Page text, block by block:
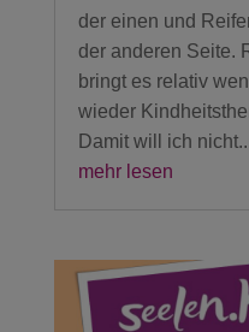
der einen und
der anderen Seite.
bringt es relativ
wieder
Damit will ich
mehr lesen